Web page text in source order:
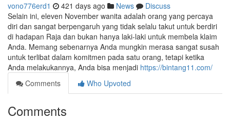
vono776erd1 421 days ago News
Discuss
Selain ini, eleven November wanita adalah orang yang percaya
diri dan sangat berpengaruh yang tidak selalu takut untuk berdiri
di hadapan Raja dan bukan hanya laki-laki untuk membela klaim
Anda. Memang sebenarnya Anda mungkin merasa sangat susah
untuk terlibat dalam komitmen pada satu orang, tetapi ketika
Anda melakukannya, Anda bisa menjadi https://bintang11.com/
Comments
Who Upvoted
Comments